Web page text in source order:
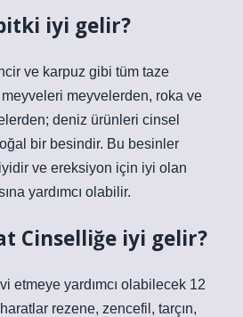
iyi gelir?
ve karpuz gibi tüm taze
meyvelerden, roka ve
deniz ürünleri cinsel
bir besindir. Bu besinler
ve ereksiyon için iyi olan
yardımcı olabilir.
Cinselliğe iyi gelir?
etmeye yardımcı olabilecek 12
rezene, zencefil, tarçın,